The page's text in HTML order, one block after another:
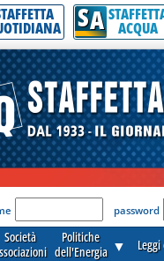
interamente la
SA ACQUA
Login perpassword
Società
Politiche
dell'Energia ▼